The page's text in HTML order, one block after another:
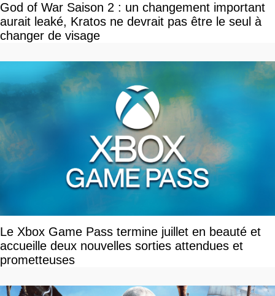
God of War Saison 2 : un changement important
aurait leaké, Kratos ne devrait pas être le seul à
changer de visage
Le Xbox Game Pass termine juillet en beauté et
accueille deux nouvelles sorties attendues et
prometteuses